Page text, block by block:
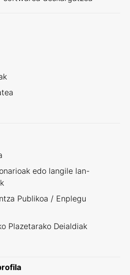
edo langile lan-
Publikoa / Enplegu
Plazetarako Deialdiak